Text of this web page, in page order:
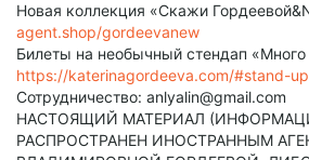
Новая коллекция «Скажи
agent.shop/gordeevanew
Билеты на необычный стендап «Много
https://katerinagordeeva.com/#stand-up
Сотрудничество: anlyalin@gmail.com
НАСТОЯЩИЙ МАТЕРИАЛ
РАСПРОСТРАНЕН ИНОСТРАННЫМ